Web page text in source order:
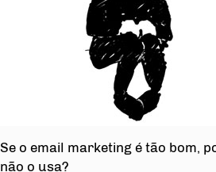
Se o email marketing é tão bom,
não o usa?